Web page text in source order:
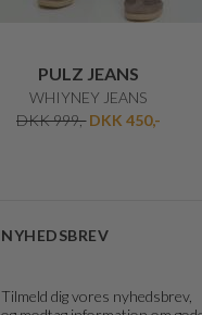
PULZ JEANS
WHIYNEY JEANS
DKK 999,- DKK 450,-
NYHEDSBREV
Tilmeld dig vores nyhedsbrev,